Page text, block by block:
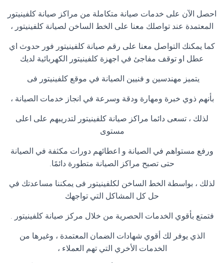
احصل الآن على خدمات صيانة متكاملة من مراكز صيانة كلفينيتور
المعتمدة عند تواصلك معنا على الخط الساخن لصيانة كلفينيتور ،
كما يمكنك التواصل معنا على رقم صيانة كلفينيتور فور حدوث اي
عطل او توقف مفاجئ في اجهزة كلفينيتور الكهربائية لديك
يتميز مهندسين و فنيين الصيانة في موقع كلفينيتور فى
بأنهم ذوي خبرة ومهارة ودقة وسرعة في انجاز خدمات الصيانة ،
لذلك ، تسعى دائما مراكز صيانة كلفينيتور لتدريبهم على اعلى
مستوى
ورفع مستواهم في الصيانة و اعطائهم دورات مكثفة في الصيانة
حتى تصبح مراكز الصيانة متطورة دائمًا.
لذلك ، بواسطة الخط الساخن لكلفينيتور فى يمكننا مساعدتك في
حل كل المشاكل التي تواجهك
فتمتع بأقوي الخدمات الحصرية من خلال مركز صيانة كلفينيتور .
الذي يوفر لك أقوي شهادات الضمان المعتمدة ، وغيرها من
الخدمات الأخري التي تهم العملاء ،